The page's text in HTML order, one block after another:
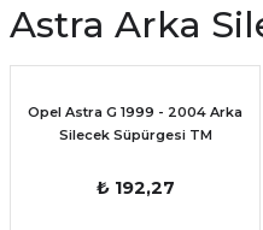
Astra Arka
Opel Astra G 1999 - 2004 Arka
Silecek Süpürgesi TM
₺ 192,27